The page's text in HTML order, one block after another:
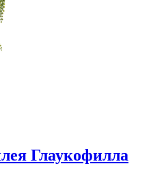
Глаукофилла